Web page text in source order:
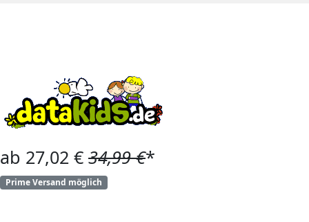
ab 27,02 € 34,99 €*
Prime Versand möglich